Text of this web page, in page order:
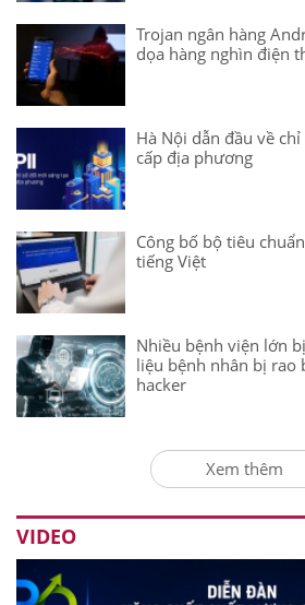
Trojan ngân hàng
dọa hàng nghìn điện
Hà Nội dẫn đầu về
cấp địa phương
Công bố bộ tiêu
tiếng Việt
Nhiều bệnh viện lớn
liệu bệnh nhân bị rao
hacker
Xem thêm
VIDEO